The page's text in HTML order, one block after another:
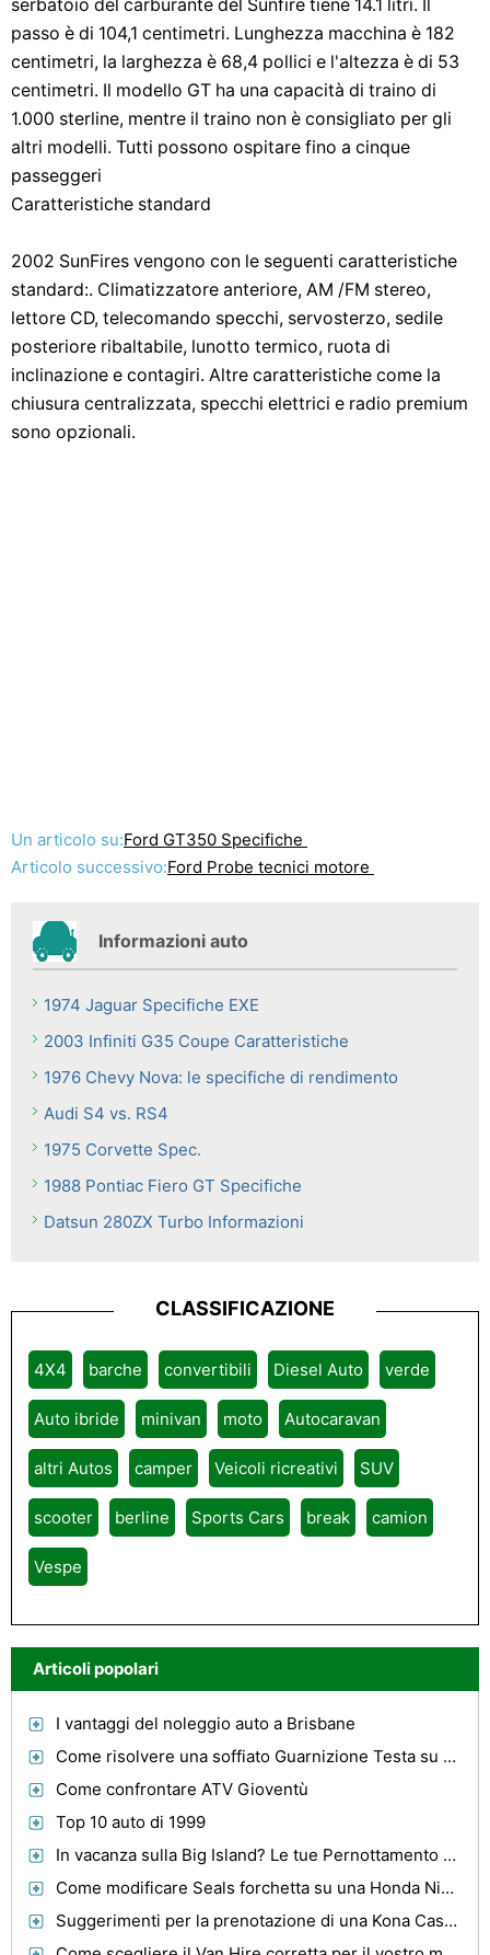
serbatoio del carburante del Sunfire tiene 14.1 litri. Il
passo è di 104,1 centimetri. Lunghezza macchina è 182
centimetri, la larghezza è 68,4 pollici e l'altezza è di 53
centimetri. Il modello GT ha una capacità di traino di
1.000 sterline, mentre il traino non è consigliato per gli
altri modelli. Tutti possono ospitare fino a cinque
passeggeri
Caratteristiche standard
2002 SunFires vengono con le seguenti caratteristiche
standard:. Climatizzatore anteriore, AM /FM stereo,
lettore CD, telecomando specchi, servosterzo, sedile
posteriore ribaltabile, lunotto termico, ruota di
inclinazione e contagiri. Altre caratteristiche come la
chiusura centralizzata, specchi elettrici e radio premium
sono opzionali.
Un articolo su:Ford GT350 Specifiche
Articolo successivo:Ford Probe tecnici motore
Informazioni auto
1974 Jaguar Specifiche EXE
2003 Infiniti G35 Coupe Caratteristiche
1976 Chevy Nova: le specifiche di rendimento
Audi S4 vs. RS4
1975 Corvette Spec.
1988 Pontiac Fiero GT Specifiche
Datsun 280ZX Turbo Informazioni
CLASSIFICAZIONE
4X4 barche convertibili Diesel Auto verde
Auto ibride minivan moto Autocaravan
altri Autos camper Veicoli ricreativi SUV
scooter berline Sports Cars break camion
Vespe
Articoli popolari
I vantaggi del noleggio auto a Brisbane
Come risolvere una soffiato Guarnizione Testa su un F-150
Come confrontare ATV Gioventù
Top 10 auto di 1999
In vacanza sulla Big Island? Le tue Pernottamento Soluzioni di alloggi
Come modificare Seals forchetta su una Honda Nighthawk
Suggerimenti per la prenotazione di una Kona Case Vacanza